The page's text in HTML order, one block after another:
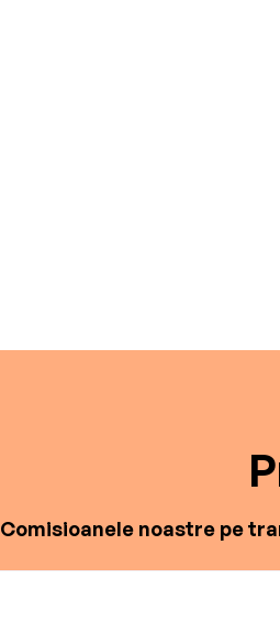
Comisioanele noastre pe